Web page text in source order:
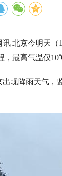
讯 北京今明天
，最高气温仅
出现降雨天气，